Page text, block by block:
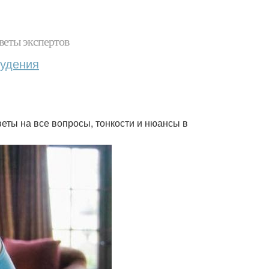
экспертов
на все вопросы, тонкости и нюансы в